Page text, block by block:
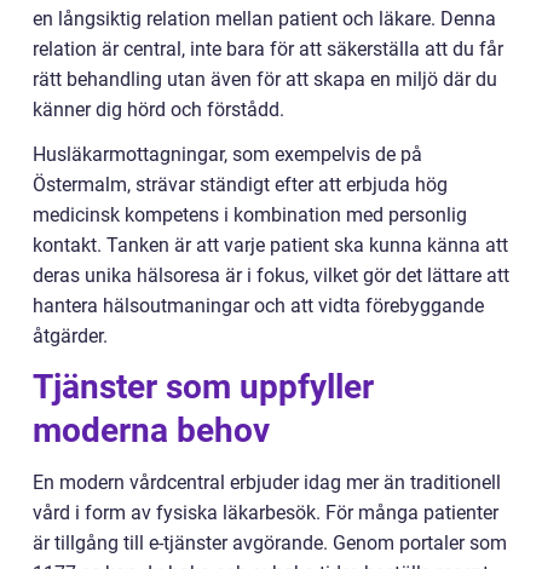
en långsiktig relation mellan patient och läkare. Denna
relation är central, inte bara för att säkerställa att du får
rätt behandling utan även för att skapa en miljö där du
känner dig hörd och förstådd.
Husläkarmottagningar, som exempelvis de på
Östermalm, strävar ständigt efter att erbjuda hög
medicinsk kompetens i kombination med personlig
kontakt. Tanken är att varje patient ska kunna känna att
deras unika hälsoresa är i fokus, vilket gör det lättare att
hantera hälsoutmaningar och att vidta förebyggande
åtgärder.
Tjänster som uppfyller
moderna behov
En modern vårdcentral erbjuder idag mer än traditionell
vård i form av fysiska läkarbesök. För många patienter
är tillgång till e-tjänster avgörande. Genom portaler som